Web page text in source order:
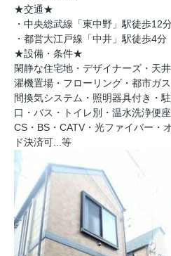
★交通★
・中央総武線「東中野」駅徒歩12
・都営大江戸線「中井」駅徒歩4分
★設備・条件★
閑静な住宅地・デザイナーズ・天
濯機置場・フローリング・都市ガ
間換気システム・照明器具付き・
口・バス・トイレ別・温水洗浄便
CS・BS・CATV・光ファイバー・
ド決済可...等